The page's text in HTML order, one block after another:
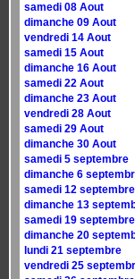
samedi 08 Aout
dimanche 09 Aout
vendredi 14 Aout
samedi 15 Aout
dimanche 16 Aout
samedi 22 Aout
dimanche 23 Aout
vendredi 28 Aout
samedi 29 Aout
dimanche 30 Aout
samedi 5 septembre
dimanche 6
samedi 12 septembre
dimanche 13
samedi 19 septembre
dimanche 20
lundi 21 septembre
vendredi 25